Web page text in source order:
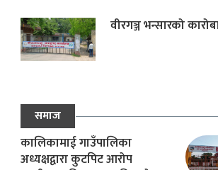
वीरगञ्ज भन्सारको
समाज
कालिकामाई गाउँपालिका
अध्यक्षद्वारा कुटपिट आरोप